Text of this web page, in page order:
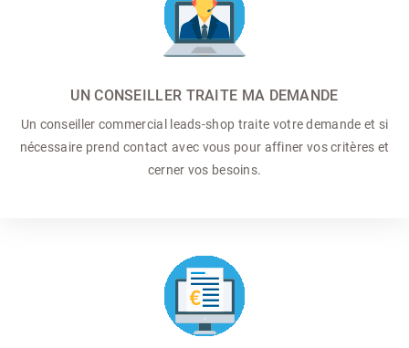
UN CONSEILLER TRAITE MA DEMANDE
Un conseiller commercial
leads-shop traite votre demande et si
nécessaire prend contact avec vous pour affiner vos critères et
cerner vos besoins.